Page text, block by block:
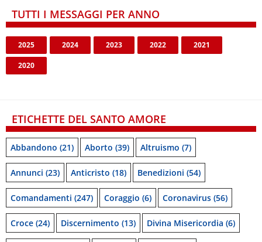
TUTTI I MESSAGGI PER ANNO
2025 2024 2023 2022 2021
2020
ETICHETTE DEL SANTO AMORE
Abbandono (21) Aborto (39) Altruismo (7)
Annunci (23) Anticristo (18) Benedizioni (54)
Comandamenti (247) Coraggio (6) Coronavirus (56)
Croce (24) Discernimento (13) Divina Misericordia (6)